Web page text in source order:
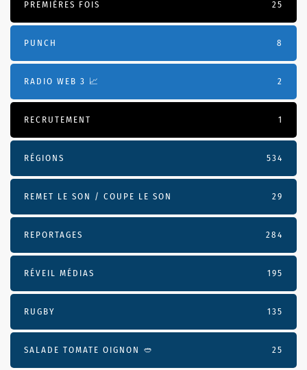
PREMIÈRES FOIS 25
PUNCH 8
RADIO WEB 3 📈 2
RECRUTEMENT 1
RÉGIONS 534
REMET LE SON / COUPE LE SON 29
REPORTAGES 284
RÉVEIL MÉDIAS 195
RUGBY 135
SALADE TOMATE OIGNON 🥙 25